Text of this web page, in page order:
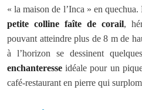
« la maison de l’Inca » en
petite colline faîte de corail,
pouvant atteindre plus de 8 m de
à l’horizon se dessinent
enchanteresse idéale pour un
café-restaurant en pierre qui